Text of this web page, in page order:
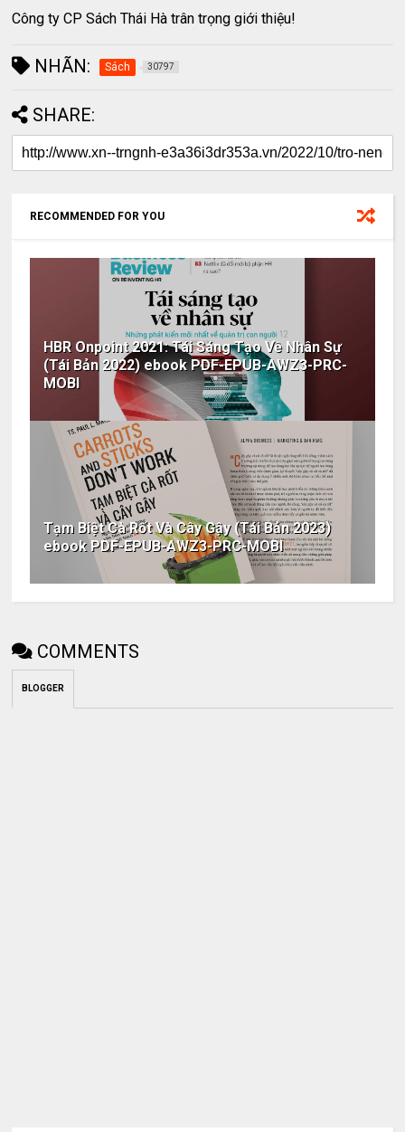
Công ty CP Sách Thái Hà trân trọng giới thiệu!
NHÃN: Sách 30797
SHARE:
RECOMMENDED FOR YOU
HBR Onpoint 2021: Tái Sáng Tạo Về Nhân Sự
(Tái Bản 2022) ebook PDF-EPUB-AWZ3-PRC-
MOBI
Tạm Biệt Cà Rốt Và Cây Gậy (Tái Bản 2023)
ebook PDF-EPUB-AWZ3-PRC-MOBI
COMMENTS
BLOGGER